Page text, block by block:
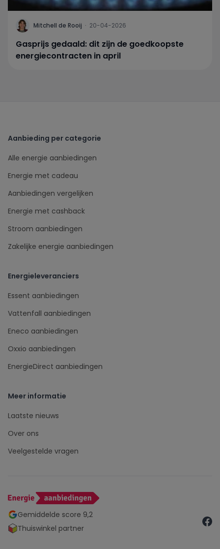
Mitchell de Rooij · 20-04-2026
Gasprijs gedaald: dit zijn de goedkoopste
energiecontracten in april
Gemiddelde score 9,2
Thuiswinkel partner
Aanbieding per categorie
Alle energie aanbiedingen
Energie met cadeau
Aanbiedingen vergelijken
Energie met cashback
Stroom aanbiedingen
Zakelijke energie aanbiedingen
Energieleveranciers
Essent aanbiedingen
Vattenfall aanbiedingen
Eneco aanbiedingen
Oxxio aanbiedingen
EnergieDirect aanbiedingen
Meer informatie
Laatste nieuws
Over ons
Veelgestelde vragen